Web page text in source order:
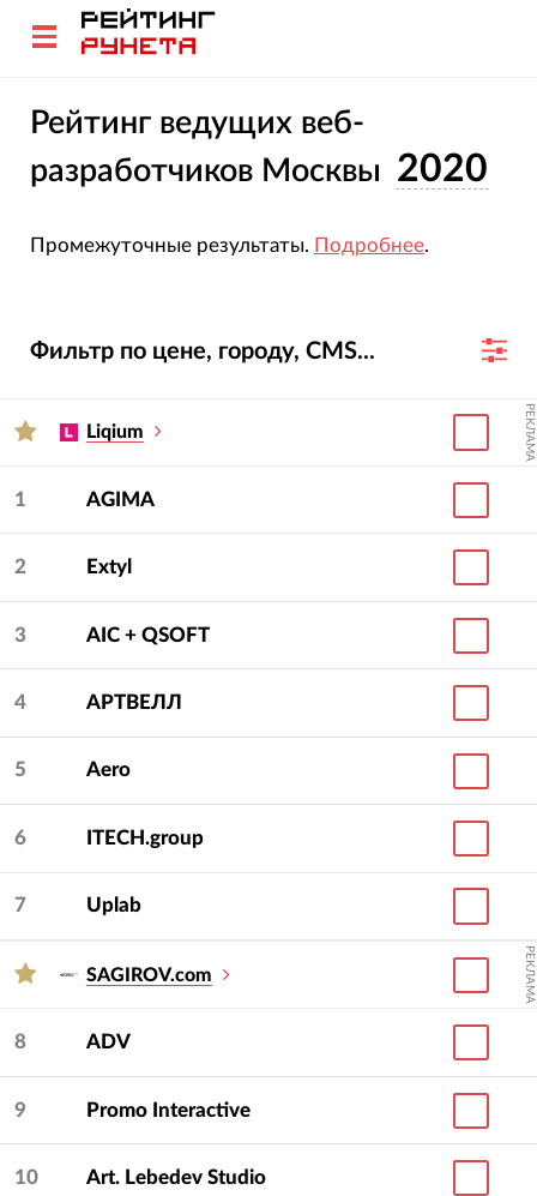
Рейтинг ведущих веб-
разработчиков Москвы 2020
Промежуточные результаты. Подробнее.
Фильтр по цене, городу, CMS...
Liqium РЕКЛАМА
1 AGIMA
2 Extyl
3 AIC + QSOFT
4 АРТВЕЛЛ
5 Aero
6 ITECH.group
7 Uplab
SAGIROV.com РЕКЛАМА
8 ADV
9 Promo Interactive
10 Art. Lebedev Studio